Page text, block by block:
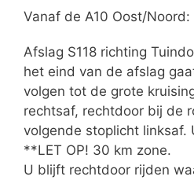
Vanaf de A10 Oost/Noord:
Afslag S118 richting
het eind van de afslag
volgen tot de grote
rechtsaf, rechtdoor bij de
volgende stoplicht linksaf.
**LET OP! 30 km zone.
U blijft rechtdoor rijden